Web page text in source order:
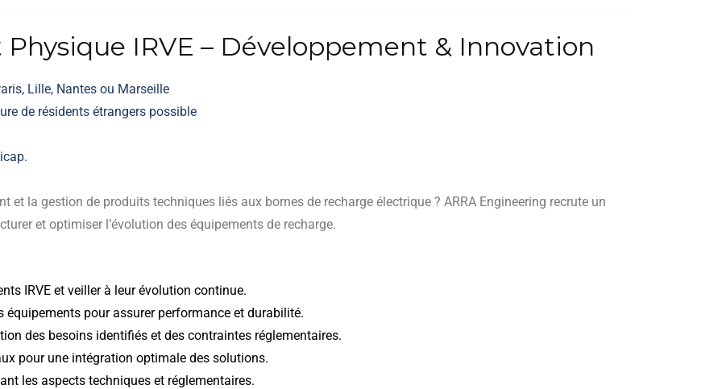
IRVE – Développement & Innovation
Lille, Nantes ou Marseille
de résidents étrangers possible
et la gestion de produits techniques liés aux bornes de recharge électrique ? ARRA Engineering recrute un
et optimiser l’évolution des équipements de recharge.
IRVE et veiller à leur évolution continue.
équipements pour assurer performance et durabilité.
des besoins identifiés et des contraintes réglementaires.
pour une intégration optimale des solutions.
les aspects techniques et réglementaires.